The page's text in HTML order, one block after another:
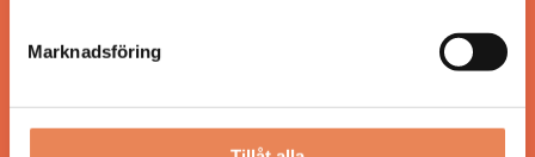
Marknadsföring